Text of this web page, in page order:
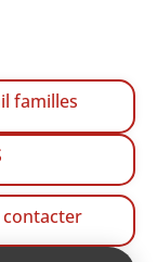
familles
contacter